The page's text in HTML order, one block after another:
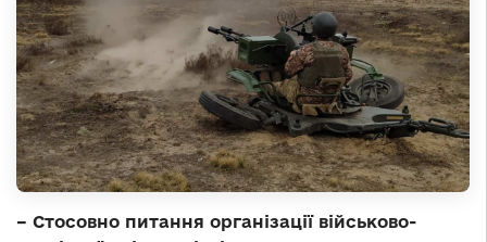
– Стосовно питання організації військово-